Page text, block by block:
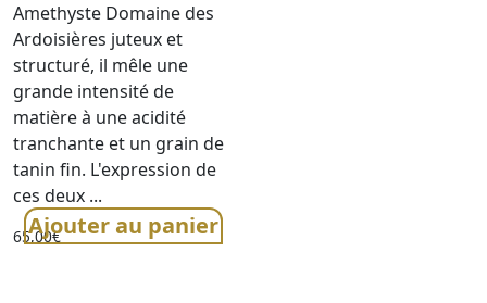
Amethyste Domaine des
Ardoisières juteux et
structuré, il mêle une
grande intensité de
matière à une acidité
tranchante et un grain de
tanin fin. L'expression de
ces deux ...
65,00€
Ajouter au panier